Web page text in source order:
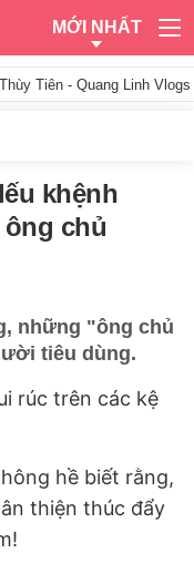
MỚI NHẤT
Tiên - Quang Linh
khệnh
chủ
những "ông chủ
tiêu dùng.
rúc trên các kệ
hề biết rằng,
thiện thúc đẩy